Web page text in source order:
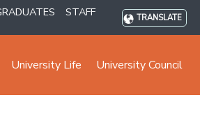
STAFF TRANSLATE
University Life University Council